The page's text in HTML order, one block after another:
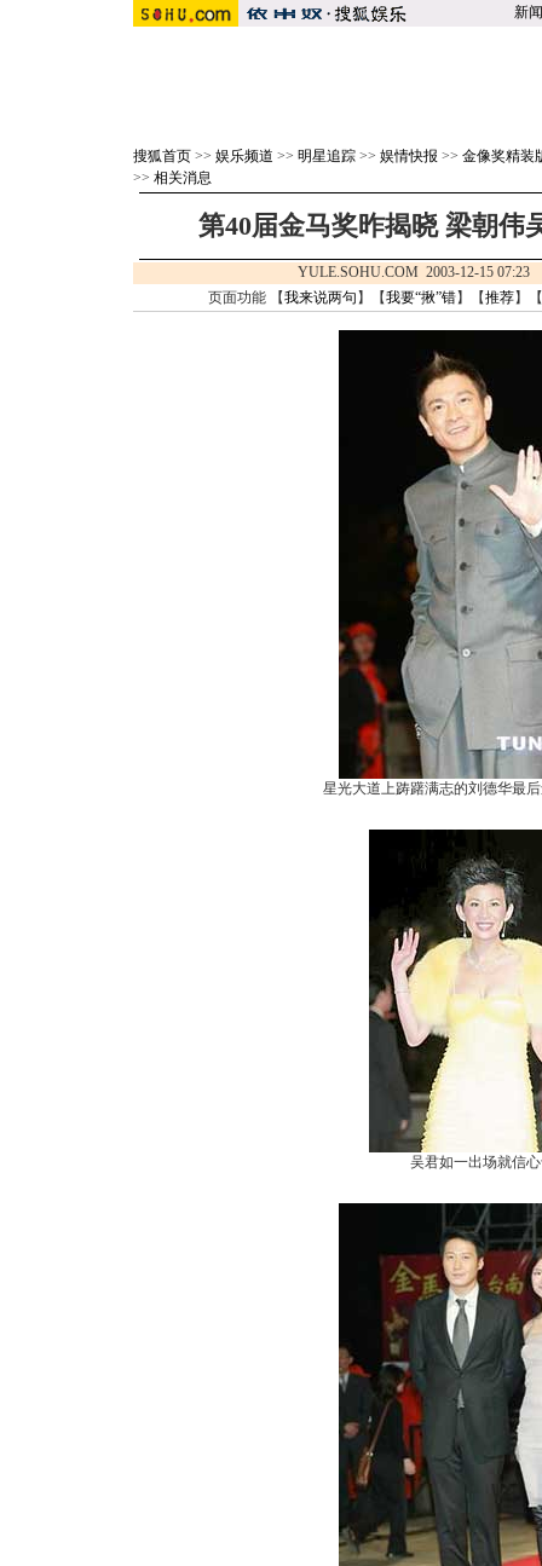
新闻
搜狐首页 >> 娱乐频道 >> 明星追踪 >> 娱情快报 >> 金像奖精装
>> 相关消息
第40届金马奖昨揭晓 梁朝伟
YULE.SOHU.COM 2003-12-15
页面功能 【我来说两句 】【我要“揪”错】【推荐】
星光大道上踌躇满志的刘德华最
吴君如一出场就信